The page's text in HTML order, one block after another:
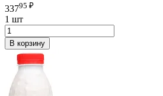
33795 ₽
1 шт
В корзину